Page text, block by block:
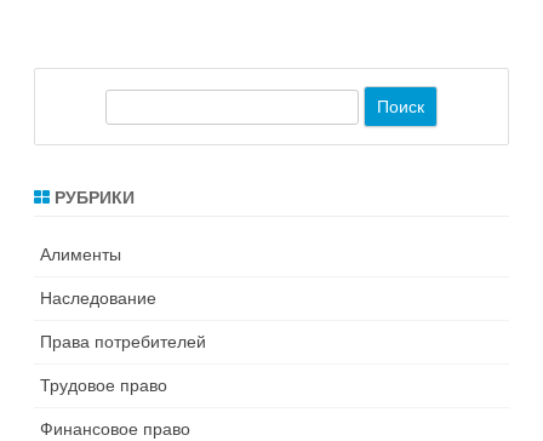
с
РУБРИКИ
Алименты
Наследование
Права потребителей
Трудовое право
Финансовое право